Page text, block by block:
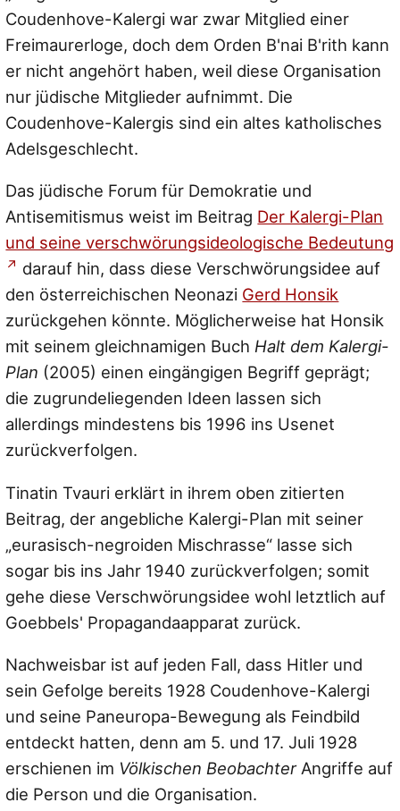
Coudenhove-Kalergi war zwar Mitglied einer
Freimaurerloge, doch dem Orden B'nai B'rith kann
er nicht angehört haben, weil diese Organisation
nur jüdische Mitglieder aufnimmt. Die
Coudenhove-Kalergis sind ein altes katholisches
Adelsgeschlecht.
Das jüdische Forum für Demokratie und
Antisemitismus weist im Beitrag Der Kalergi-Plan
und seine verschwörungsideologische Bedeutung
darauf hin, dass diese Verschwörungsidee auf
den österreichischen Neonazi Gerd Honsik
zurückgehen könnte. Möglicherweise hat Honsik
mit seinem gleichnamigen Buch Halt dem Kalergi-
Plan (2005) einen eingängigen Begriff geprägt;
die zugrundeliegenden Ideen lassen sich
allerdings mindestens bis 1996 ins Usenet
zurückverfolgen.
Tinatin Tvauri erklärt in ihrem oben zitierten
Beitrag, der angebliche Kalergi-Plan mit seiner
„eurasisch-negroiden Mischrasse“ lasse sich
sogar bis ins Jahr 1940 zurückverfolgen; somit
gehe diese Verschwörungsidee wohl letztlich auf
Goebbels' Propagandaapparat zurück.
Nachweisbar ist auf jeden Fall, dass Hitler und
sein Gefolge bereits 1928 Coudenhove-Kalergi
und seine Paneuropa-Bewegung als Feindbild
entdeckt hatten, denn am 5. und 17. Juli 1928
erschienen im Völkischen BeobachterAngriffe auf
die Person und die Organisation.